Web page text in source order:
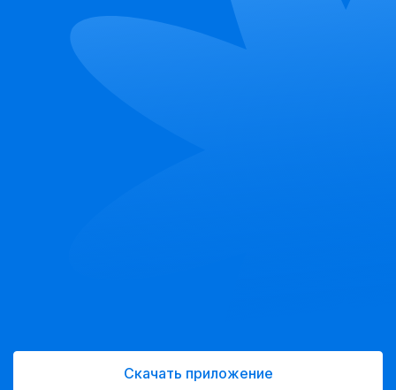
Скачать приложение